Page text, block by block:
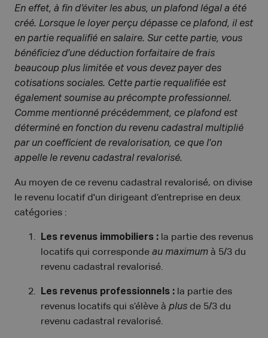
En effet, à fin d’éviter les abus, un plafond légal a été
créé. Lorsque le loyer perçu dépasse ce plafond, il est
en partie requalifié en salaire. Sur cette partie, vous
bénéficiez d'une déduction forfaitaire de frais
beaucoup plus limitée et vous devez payer des
cotisations sociales. Cette partie requalifiée est
également soumise au précompte professionnel.
Comme mentionné précédemment, ce plafond est
déterminé en fonction du revenu cadastral multiplié
par un coefficient de revalorisation, ce que l'on
appelle le revenu cadastral revalorisé.
Au moyen de ce revenu cadastral revalorisé, on divise
le revenu locatif d'un dirigeant d’entreprise en deux
catégories :
Les revenus immobiliers : la partie des revenus
locatifs qui corresponde au maximum à 5/3 du
revenu cadastral revalorisé.
Les revenus professionnels : la partie des
revenus locatifs qui s’élève à plus de 5/3 du
revenu cadastral revalorisé.